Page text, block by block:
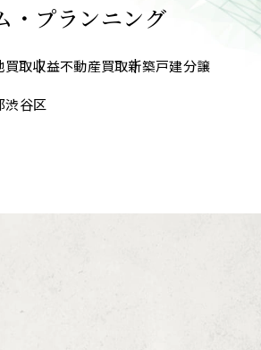
・プランニング
買取収益不動産買取新築戸建分譲
渋谷区